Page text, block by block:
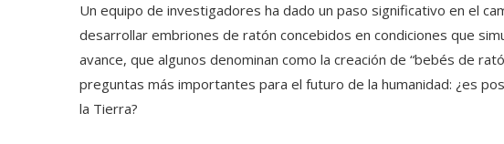
Un equipo de investigadores ha dado un paso significativo en el
desarrollar embriones de ratón concebidos en condiciones que
avance, que algunos denominan como la creación de “bebés de
preguntas más importantes para el futuro de la humanidad: ¿es
la Tierra?